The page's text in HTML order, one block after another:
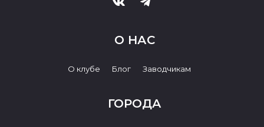
О НАС
О клубе Блог Заводчикам
ГОРОДА